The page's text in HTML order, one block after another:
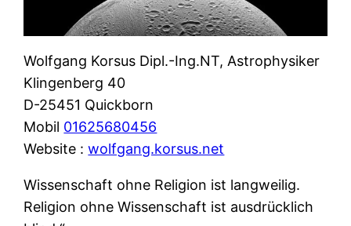
Wolfgang Korsus Dipl.-Ing.NT, Astrophysiker
Klingenberg 40
D-25451 Quickborn
Mobil 01625680456
Website :wolfgang.korsus.net
Wissenschaft ohne Religion ist langweilig.
Religion ohne Wissenschaft ist ausdrücklich